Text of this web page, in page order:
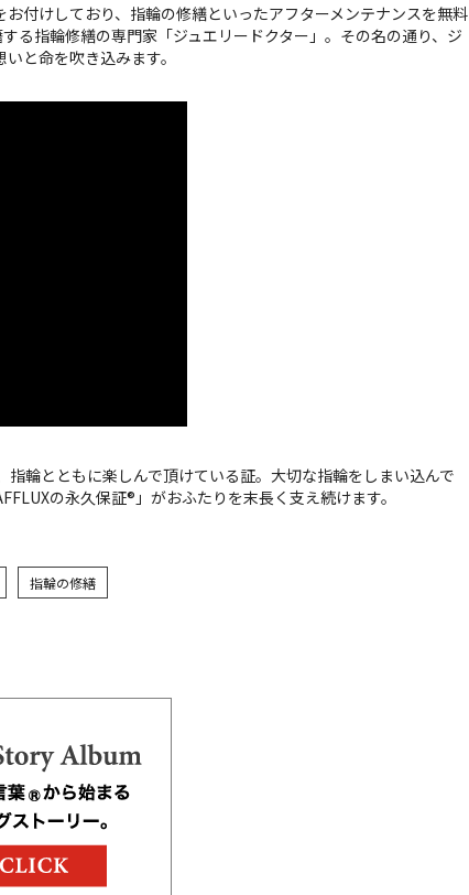
お付けしており、指輪の修繕といったアフターメンテナンスを無料
る指輪修繕の専門家「ジュエリードクター」。その名の通り、ジ
と命を吹き込みます。
輪とともに楽しんで頂けている証。大切な指輪をしまい込んで
の永久保証® 」がおふたりを末長く支え続けます。
指輪の修繕